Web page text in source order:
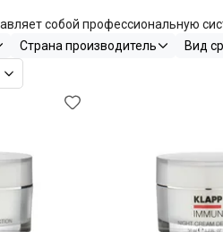
собой профессиональную
Страна производитель Вид